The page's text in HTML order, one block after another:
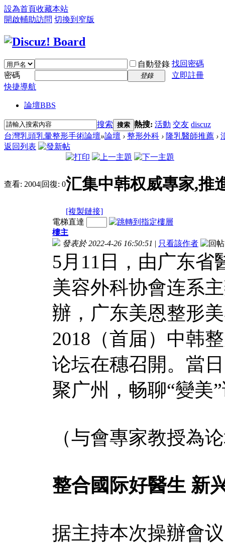
設為首頁收藏本站
開啟輔助訪問 切換到窄版
自動登錄 找回密碼
密碼
登錄
立即註冊
快捷導航
論壇BBS
搜索 搜索 熱搜: 活動 交友 discuz
台灣乳頭乳暈整形手術論壇»論壇 › 整形外科 › 隆乳醫師推薦 ›
返回列表
查看: 2004|回復: 0汇集中韩权威專家,推
[複製鏈接]
電梯直達
樓主
發表於 2022-4-26 16:50:51 | 只看該作者
5月11日，由广东省
美容外科协會连系
辦，广东美恩整形
2018（首届）中韩
论坛在穗召開。當
聚广州，畅聊“變美
（与會專家教授為
整合國际好醫生 新
据主持本次操辦會